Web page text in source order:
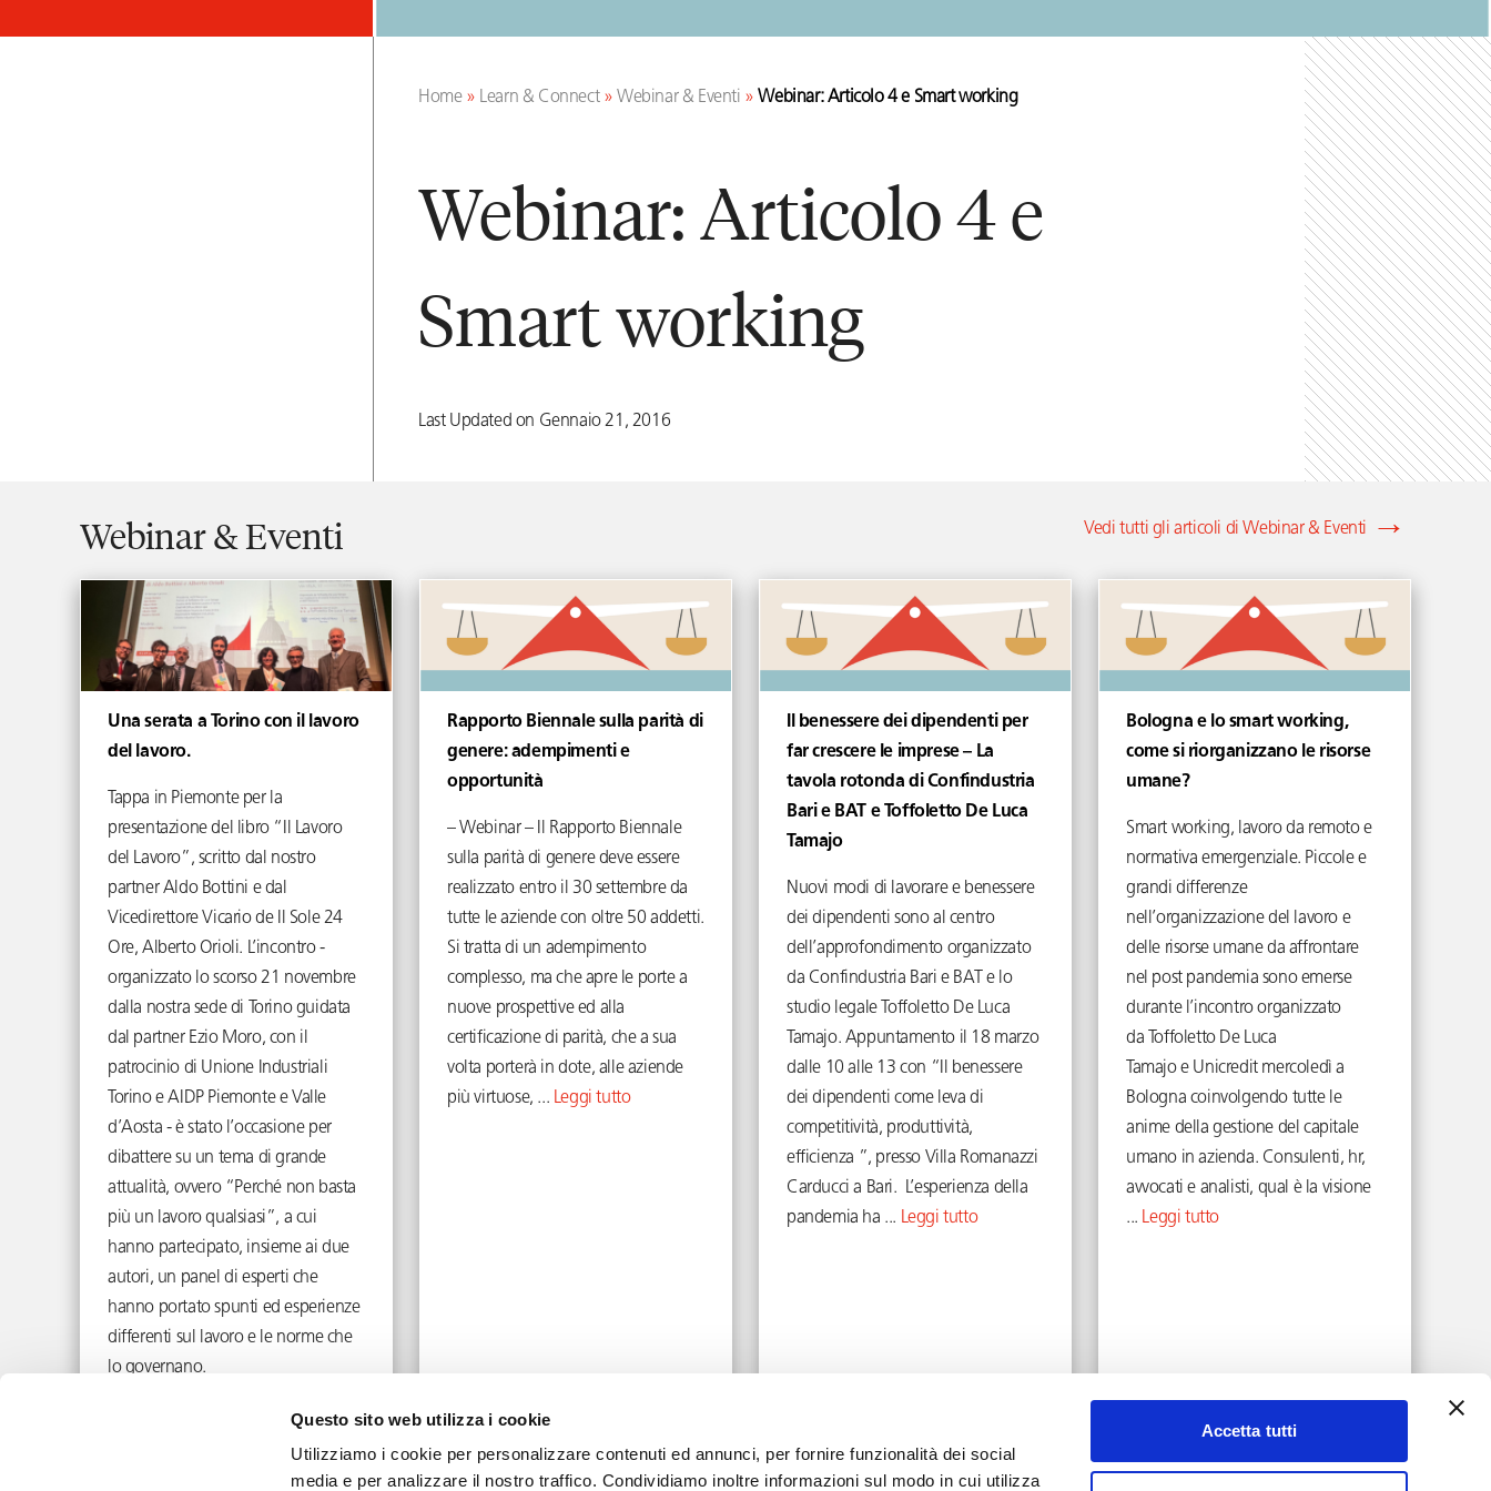
Questo sito web utilizza i cookie
Utilizziamo i cookie per personalizzare contenuti ed annunci, per fornire funzionalità dei social
media e per analizzare il nostro traffico. Condividiamo inoltre informazioni sul modo in cui utilizza
Accetta tutti
Home» Learn & Connect»Webinar & Eventi »Webinar: Articolo 4 e Smart working
Webinar: Articolo 4 e
Smart working
Last Updated on Gennaio 21, 2016
Webinar & Eventi Vedi tutti gli articoli di Webinar & Eventi
Una serata a Torino con il lavoro
del lavoro.
Novembre 29, 2023
Tappa in Piemonte per la
presentazione del libro “Il Lavoro
del Lavoro”, scritto dal nostro
partner Aldo Bottini e dal
Vicedirettore Vicario de Il Sole 24
Ore, Alberto Orioli. L’incontro -
organizzato lo scorso 21 novembre
dalla nostra sede di Torino guidata
dal partner Ezio Moro, con il
patrocinio di Unione Industriali
Torino e AIDP Piemonte e Valle
d’Aosta - è stato l’occasione per
dibattere su un tema di grande
attualità, ovvero “Perché non basta
più un lavoro qualsiasi”, a cui
hanno partecipato, insieme ai due
autori, un panel di esperti che
hanno portato spunti ed esperienze
differenti sul lavoro e le norme che
lo governano.
Rapporto Biennale sulla parità di
genere: adempimenti e
opportunità
Settembre 8, 2022
– Webinar – Il Rapporto Biennale
sulla parità di genere deve essere
realizzato entro il 30 settembre da
tutte le aziende con oltre 50 addetti.
Si tratta di un adempimento
complesso, ma che apre le porte a
nuove prospettive ed alla
certificazione di parità, che a sua
volta porterà in dote, alle aziende
più virtuose, ... Leggi tutto
Il benessere dei dipendenti per
far crescere le imprese – La
tavola rotonda di Confindustria
Bari e BAT e Toffoletto De Luca
Tamajo
Nuovi modi di lavorare e benessere
dei dipendenti sono al centro
dell’approfondimento organizzato
da Confindustria Bari e BAT e lo
studio legale Toffoletto De Luca
Tamajo. Appuntamento il 18 marzo
dalle 10 alle 13 con “Il benessere
dei dipendenti come leva di
competitività, produttività,
efficienza ”, presso Villa Romanazzi
Carducci a Bari. L’esperienza della
pandemia ha ... Leggi tutto
Bologna e lo smart working,
come si riorganizzano le risorse
umane?
Smart working, lavoro da remoto e
normativa emergenziale. Piccole e
grandi differenze
nell’organizzazione del lavoro e
delle risorse umane da affrontare
nel post pandemia sono emerse
durante l’incontro organizzato
da Toffoletto De Luca
Tamajo e Unicredit mercoledì a
Bologna coinvolgendo tutte le
anime della gestione del capitale
umano in azienda. Consulenti, hr,
avvocati e analisti, qual è la visione
... Leggi tutto